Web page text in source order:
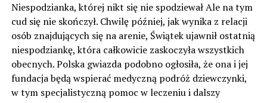
Niespodzianka, której nikt się nie spodziewał Ale na tym
cud się nie skończył. Chwilę później, jak wynika z relacji
osób znajdujących się na arenie, Świątek ujawnił ostatnią
niespodziankę, która całkowicie zaskoczyła wszystkich
obecnych. Polska gwiazda podobno ogłosiła, że ​​ona i jej
fundacja będą wspierać medyczną podróż dziewczynki,
w tym specjalistyczną pomoc w leczeniu i dalszy